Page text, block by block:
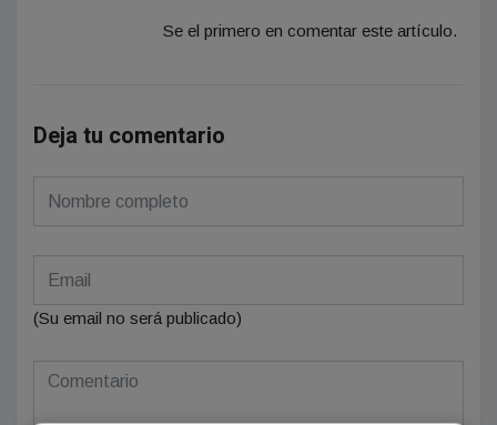
Se el primero en comentar este artículo.
Deja tu comentario
(Su email no será publicado)